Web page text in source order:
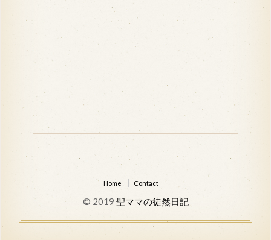
Home Contact
© 2019 聖ママの徒然日記